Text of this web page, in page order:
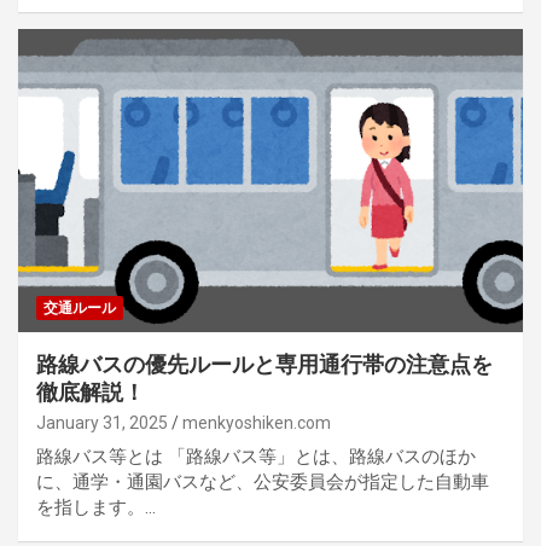
交通ルール
路線バスの優先ルールと専用通行帯の注意点を
徹底解説！
January 31, 2025 menkyoshiken.com
路線バス等とは 「路線バス等」とは、路線バスのほか
に、通学・通園バスなど、公安委員会が指定した自動車
を指します。…